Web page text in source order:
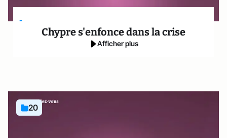
-
Chypre s'enfonce dans la crise
Afficher plus
20